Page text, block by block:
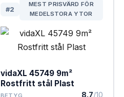
#2
MEST PRISVÄRD FÖR
MEDELSTORA YTOR
vidaXL 45749 9m²
Rostfritt stål Plast
BETYG 8.7/10